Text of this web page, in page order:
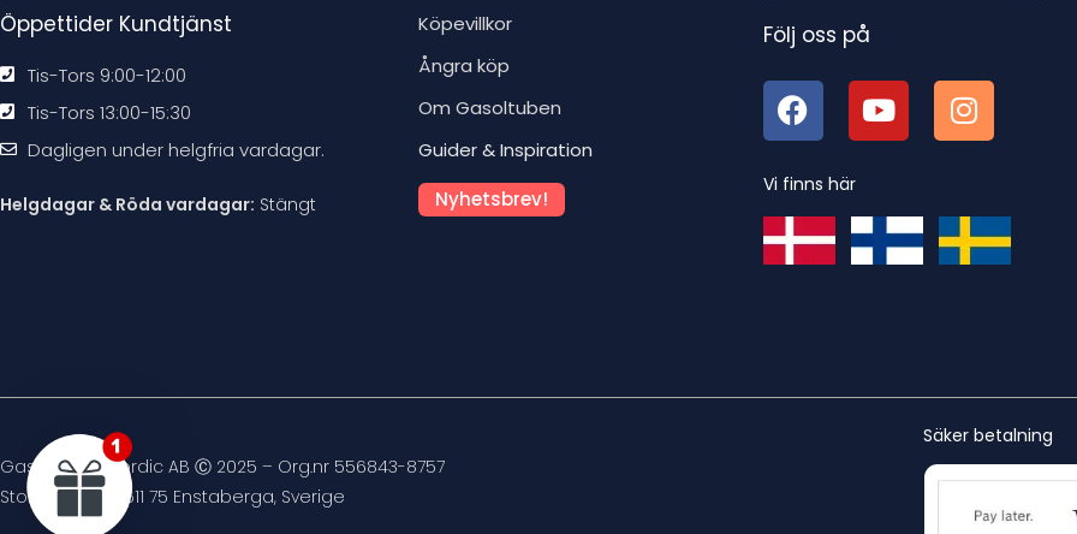
Öppettider Kundtjänst
Tis-Tors 9:00-12:00
Tis-Tors 13:00-15:30
Dagligen under helgfria vardagar.
Helgdagar & Röda vardagar: Stängt
Köpevillkor
Ångra köp
Om Gasoltuben
Guider & Inspiration
Nyhetsbrev!
Följ oss på
Vi finns här
Gasoltuben Nordic AB Ⓒ 2025 – Org.nr 556843-8757
Stockvägen 4, 611 75 Enstaberga, Sverige
Säker betalning